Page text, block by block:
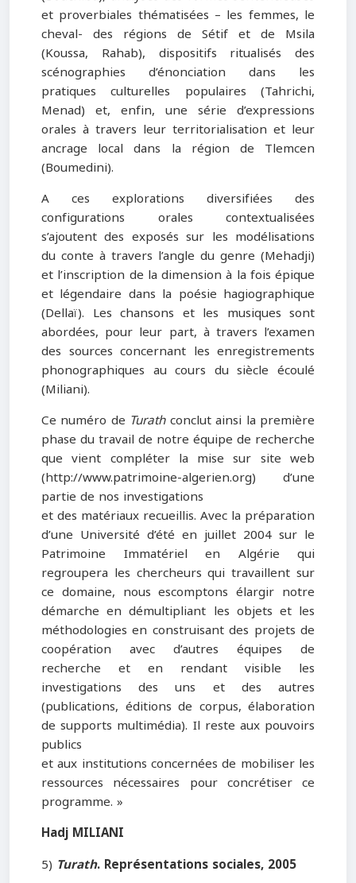
et proverbiales thématisées – les femmes, le
cheval- des régions de Sétif et de Msila
(Koussa, Rahab), dispositifs ritualisés des
scénographies d’énonciation dans les
pratiques culturelles populaires (Tahrichi,
Menad) et, enfin, une série d’expressions
orales à travers leur territorialisation et leur
ancrage local dans la région de Tlemcen
(Boumedini).
A ces explorations diversifiées des
configurations orales contextualisées
s’ajoutent des exposés sur les modélisations
du conte à travers l’angle du genre (Mehadji)
et l’inscription de la dimension à la fois épique
et légendaire dans la poésie hagiographique
(Dellaï). Les chansons et les musiques sont
abordées, pour leur part, à travers l’examen
des sources concernant les enregistrements
phonographiques au cours du siècle écoulé
(Miliani).
Ce numéro de Turathconclut ainsi la première
phase du travail de notre équipe de recherche
que vient compléter la mise sur site web
(http://www.patrimoine-algerien.org) d’une
partie de nos investigations
et des matériaux recueillis. Avec la préparation
d’une Université d’été en juillet 2004 sur le
Patrimoine Immatériel en Algérie qui
regroupera les chercheurs qui travaillent sur
ce domaine, nous escomptons élargir notre
démarche en démultipliant les objets et les
méthodologies en construisant des projets de
coopération avec d’autres équipes de
recherche et en rendant visible les
investigations des uns et des autres
(publications, éditions de corpus, élaboration
de supports multimédia). Il reste aux pouvoirs
publics
et aux institutions concernées de mobiliser les
ressources nécessaires pour concrétiser ce
programme. »
Hadj MILIANI
5) Turath. Représentations sociales, 2005